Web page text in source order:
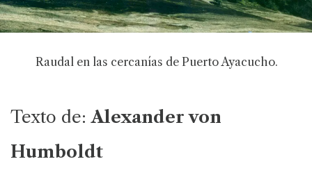
Raudal en las cercanías de Puerto Ayacucho.
Texto de:Alexander von
Humboldt